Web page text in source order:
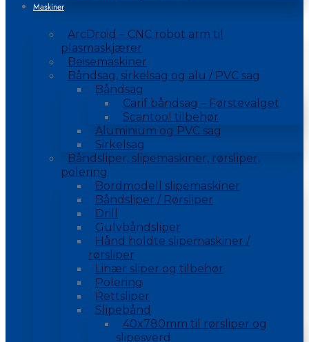
Maskiner
ArcDroid – CNC robot arm til
plasmaskjærer
Beisemaskiner
Båndsag, sirkelsag og alu / PVC sag
Båndsag
Carif båndsag – Førstevalget
Scantool tilbehør
Aluminium og PVC sag
Sirkelsag
Båndsliper, slipemaskiner, rørsliper,
polering
Bordmodell slipemaskiner
Båndsliper / Rørsliper
Drill
Gulvbåndsliper
Hånd holdte slipemaskiner /
rørsliper
Linær sliper og tilbehør
Polering
Rettsliper
Slipebånd
40x780mm til rørsliper og
slipesverd